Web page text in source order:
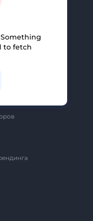
Something
to fetch